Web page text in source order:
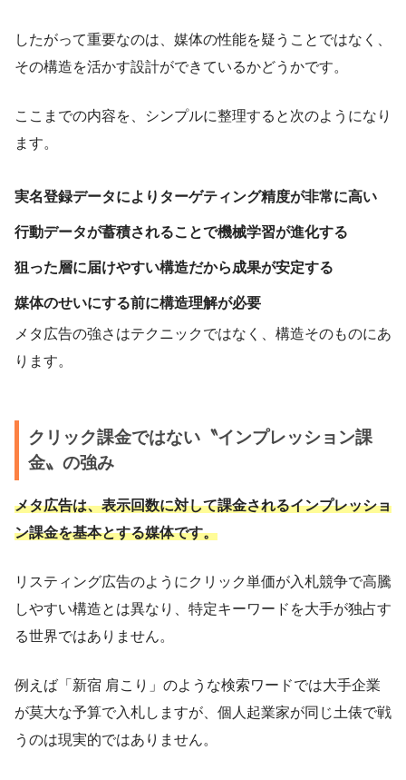
したがって重要なのは、媒体の性能を疑うことではなく、
その構造を活かす設計ができているかどうかです。
ここまでの内容を、シンプルに整理すると次のようになり
ます。
実名登録データによりターゲティング精度が非常に高い
行動データが蓄積されることで機械学習が進化する
狙った層に届けやすい構造だから成果が安定する
媒体のせいにする前に構造理解が必要
メタ広告の強さはテクニックではなく、構造そのものにあ
ります。
クリック課金ではない〝インプレッション課
金〟の強み
メタ広告は、表示回数に対して課金されるインプレッショ
ン課金を基本とする媒体です。
リスティング広告のようにクリック単価が入札競争で高騰
しやすい構造とは異なり、特定キーワードを大手が独占す
る世界ではありません。
例えば「新宿 肩こり」のような検索ワードでは大手企業
が莫大な予算で入札しますが、個人起業家が同じ土俵で戦
うのは現実的ではありません。